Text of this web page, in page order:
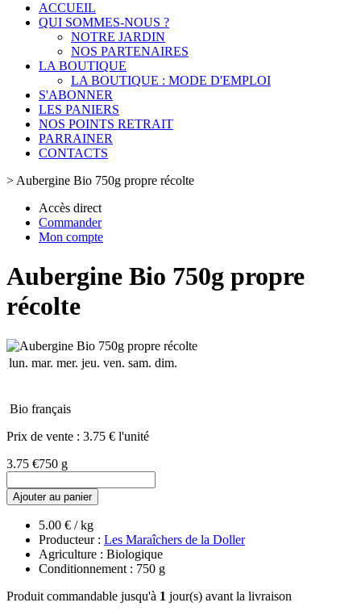
ACCUEIL
QUI SOMMES-NOUS ?
NOTRE JARDIN
NOS PARTENAIRES
LA BOUTIQUE
LA BOUTIQUE : MODE D'EMPLOI
S'ABONNER
LES PANIERS
NOS POINTS RETRAIT
PARRAINER
CONTACTS
> Aubergine Bio 750g propre récolte
Accès direct
Commander
Mon compte
Aubergine Bio 750g propre
récolte
lun. mar. mer. jeu. ven. sam. dim.
Bio français
Prix de vente : 3.75 € l'unité
3.75 €750 g
Ajouter au panier
5.00 € / kg
Producteur : Les Maraîchers de la Doller
Agriculture : Biologique
Conditionnement : 750 g
Produit commandable jusqu'à 1 jour(s) avant la livraison